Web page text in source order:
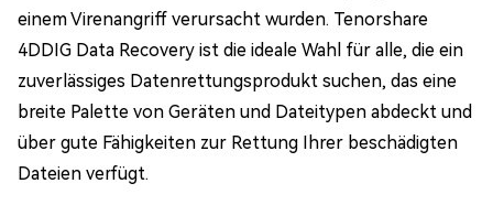
einem Virenangriff verursacht wurden. Tenorshare
4DDIG Data Recovery ist die ideale Wahl für alle, die ein
zuverlässiges Datenrettungsprodukt suchen, das eine
breite Palette von Geräten und Dateitypen abdeckt und
über gute Fähigkeiten zur Rettung Ihrer beschädigten
Dateien verfügt.